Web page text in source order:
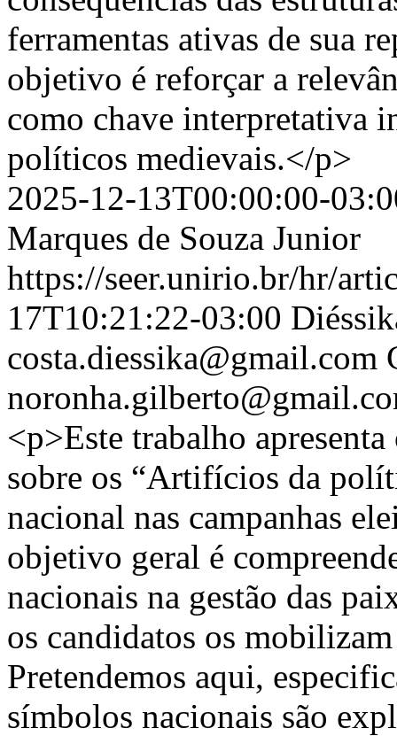
ferramentas ativas de sua
objetivo é reforçar a
como chave interpretativa
políticos medievais.</p>
2025-12-13T00:00:00-
Marques de Souza Junior
https://seer.unirio.br/hr/
17T10:21:22-03:00
costa.diessika@gmail.com
<p>Este trabalho
sobre os “Artifícios da
nacional nas campanhas
objetivo geral é
nacionais na gestão das
os candidatos os
Pretendemos aqui,
símbolos nacionais são